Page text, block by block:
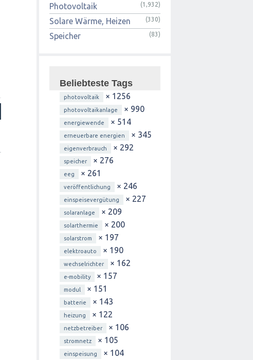
Photovoltaik (1,932)
Solare Wärme, Heizen (330)
Speicher (83)
Beliebteste Tags
photovoltaik × 1256
photovoltaikanlage × 990
energiewende × 514
erneuerbare energien × 345
eigenverbrauch × 292
speicher × 276
eeg × 261
veröffentlichung × 246
einspeisevergütung × 227
solaranlage × 209
solarthermie × 200
solarstrom × 197
elektroauto × 190
wechselrichter × 162
e-mobility × 157
modul × 151
batterie × 143
heizung × 122
netzbetreiber × 106
stromnetz × 105
einspeisung × 104